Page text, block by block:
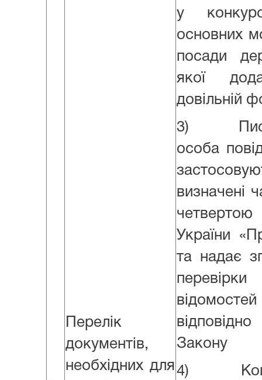
Перелік
документів,
необхідних для
у
основних
посади
якої
довільній
3)
особа
визначені
України
та надає
Закону
4) Копію